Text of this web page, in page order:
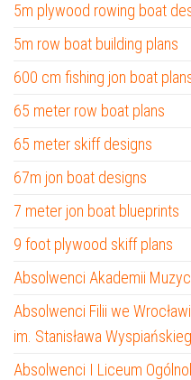
5m plywood rowing boat
5m row boat building plans
600 cm fishing jon boat
65 meter row boat plans
65 meter skiff designs
67m jon boat designs
7 meter jon boat blueprints
9 foot plywood skiff plans
Absolwenci Akademii
Absolwenci Filii we
im. Stanisława
Absolwenci I Liceum